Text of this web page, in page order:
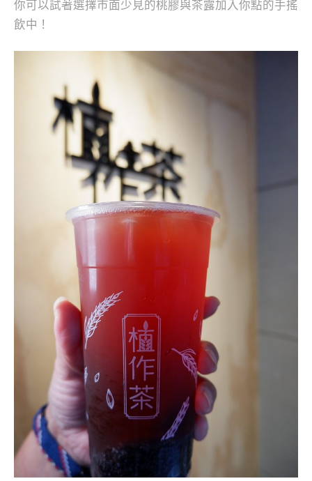
你可以試著選擇市面少見的桃膠與茶露加入你點的手搖
飲中！